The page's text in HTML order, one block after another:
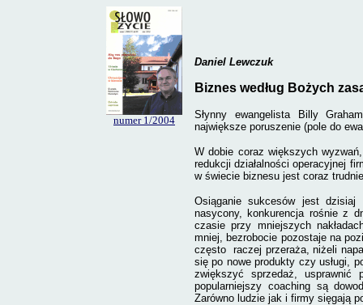
numer 1/2004
Daniel Lewczuk
Biznes według Bożych
Słynny ewangelista Billy
największe poruszenie (pole do
W dobie coraz większych
redukcji działalności operacyjnej
w świecie biznesu jest coraz
Osiąganie sukcesów jest
nasycony, konkurencja rośnie z
czasie przy mniejszych
mniej, bezrobocie pozostaje na
często raczej przeraża, niżeli
się po nowe produkty czy usługi,
zwiększyć sprzedaż, usprawnić
popularniejszy coaching są
Zarówno ludzie jak i firmy sięgają